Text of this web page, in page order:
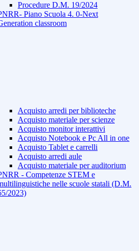
Procedure D.M. 19/2024
Piano Scuola 4. 0-Next
classroom
Acquisto arredi per biblioteche
Acquisto materiale per scienze
Acquisto monitor interattivi
Acquisto Notebook e Pc All in one
Acquisto Tablet e carrelli
Acquisto arredi aule
Acquisto materiale per auditorium
- Competenze STEM e
nelle scuole statali (D.M.
2023)